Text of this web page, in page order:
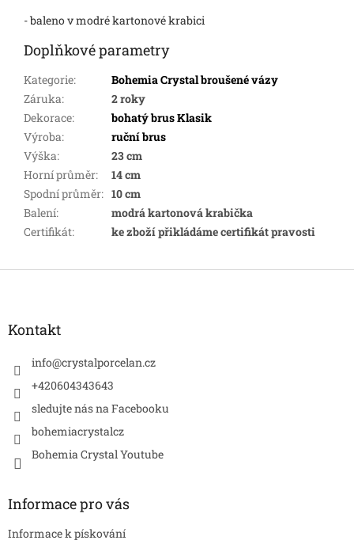
- baleno v modré kartonové krabici
Doplňkové parametry
Kategorie:
Bohemia Crystal broušené vázy
Záruka:
2 roky
Dekorace:
bohatý brus Klasik
Výroba:
ruční brus
Výška:
23 cm
Horní průměr:
14 cm
Spodní průměr: 10 cm
Balení:
modrá kartonová krabička
Certifikát: ke zboží přikládáme certifikát pravosti
Z
Kontakt
info@crystalporcelan.cz
+420604343643
sledujte nás na Facebooku
bohemiacrystalcz
Bohemia Crystal Youtube
Informace pro vás
Informace k pískování